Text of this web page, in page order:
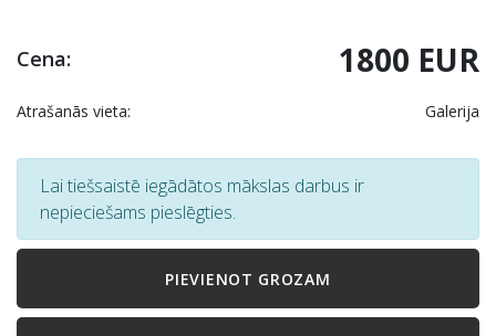
Cena: 1800 EUR
Atrašanās vieta: Galerija
Lai tiešsaistē iegādātos mākslas darbus ir
nepieciešams pieslēgties.
PIEVIENOT GROZAM